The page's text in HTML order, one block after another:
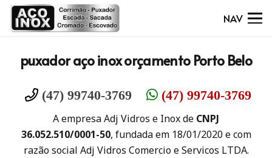
NAV
puxador aço inox orçamento Porto Belo
(47) 99740-3769 (47) 99740-3769
A empresa Adj Vidros e Inox de CNPJ
36.052.510/0001-50, fundada em 18/01/2020 e com
razão social Adj Vidros Comercio e Servicos LTDA.